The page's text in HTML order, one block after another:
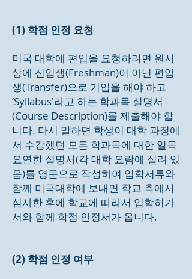
(1) 학점 인정 요청
미국 대학에 편입을 요청하려면 원서
상에 신입생(Freshman)이 아닌 편입
생(Transfer)으로 기입을 해야 하고
‘Syllabus'라고 하는 학과목 설명서
(Course Description)를 제출해야 합
니다. 다시 말하면 학생이 대학 과정에
서 수강했던 모든 학과목에 대한 일목
요연한 설명서(각 대학 요람에 실려 있
음)를 영문으로 작성하여 입학서류와
함께 미국대학에 보내면 학교 측에서
심사한 후에 학교에 따라서 입학허가
서와 함께 학점 인정서가 옵니다.
(2) 학점 인정 여부